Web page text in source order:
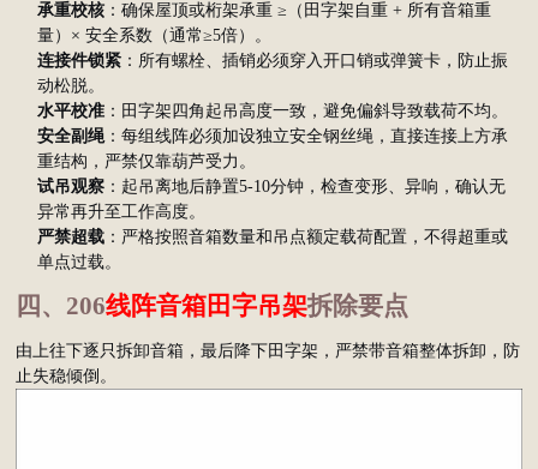
承重校核 ：确保屋顶或桁架承重 ≥（田字架自重 + 所有音箱重
量）× 安全系数（通常≥5倍）。
连接件锁紧 ：所有螺栓、插销必须穿入开口销或弹簧卡，防止振
动松脱。
水平校准 ：田字架四角起吊高度一致，避免偏斜导致载荷不均。
安全副绳：每组线阵必须加设独立安全钢丝绳，直接连接上方承
重结构，严禁仅靠葫芦受力。
试吊观察 ：起吊离地后静置5-10分钟，检查变形、异响，确认无
异常再升至工作高度。
严禁超载 ：严格按照音箱数量和吊点额定载荷配置，不得超重或
单点过载。
四、206线阵音箱田字吊架拆除要点
由上往下逐只拆卸音箱，最后降下田字架，严禁带音箱整体拆卸，防
止失稳倾倒。